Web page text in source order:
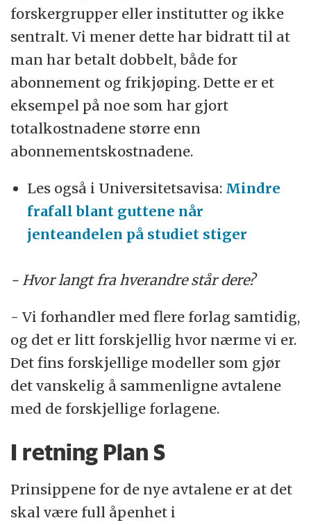
forskergrupper eller institutter og ikke
sentralt. Vi mener dette har bidratt til at
man har betalt dobbelt, både for
abonnement og frikjøping. Dette er et
eksempel på noe som har gjort
totalkostnadene større enn
abonnementskostnadene.
Les også i Universitetsavisa: Mindre
frafall blant guttene når
jenteandelen på studiet stiger
- Hvor langt fra hverandre står dere?
- Vi forhandler med flere forlag samtidig,
og det er litt forskjellig hvor nærme vi er.
Det fins forskjellige modeller som gjør
det vanskelig å sammenligne avtalene
med de forskjellige forlagene.
I retning Plan S
Prinsippene for de nye avtalene er at det
skal være full åpenhet i